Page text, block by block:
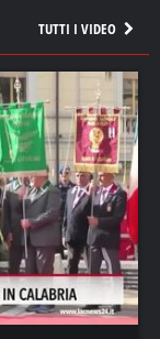
TUTTI I VIDEO